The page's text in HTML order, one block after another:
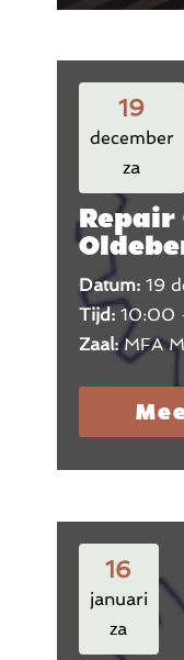
19
december
za
Repair
Datum: 19
Tijd: 10:00
Zaal:MFA
16
januari
za